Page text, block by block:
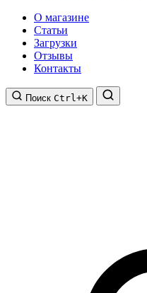
О магазине
Статьи
Загрузки
Отзывы
Контакты
Поиск Ctrl+K